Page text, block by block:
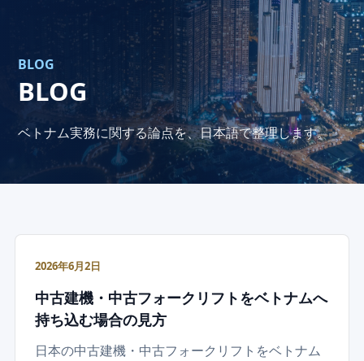
BLOG
BLOG
ベトナム実務に関する論点を、日本語で整理します。
2026年6月2日
中古建機・中古フォークリフトをベトナムへ
持ち込む場合の見方
日本の中古建機・中古フォークリフトをベトナム